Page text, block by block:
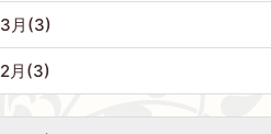
3月(3)
2月(3)